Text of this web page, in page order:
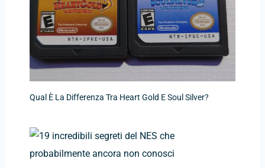
Qual È La Differenza Tra Heart Gold E Soul Silver?